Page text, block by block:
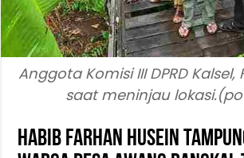
Anggota Komisi III DPRD
saat meninjau
Habib Farhan Husein